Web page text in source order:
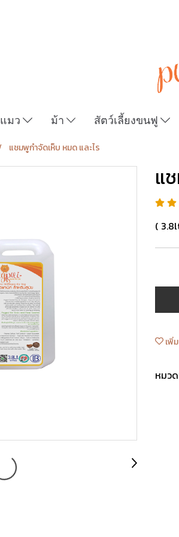
แมว ม้า สัตว์เลี้ยงขนฟู
แชมพูกำจัดเห็บ หมด และไร
แ
(
เพิ่
หมว